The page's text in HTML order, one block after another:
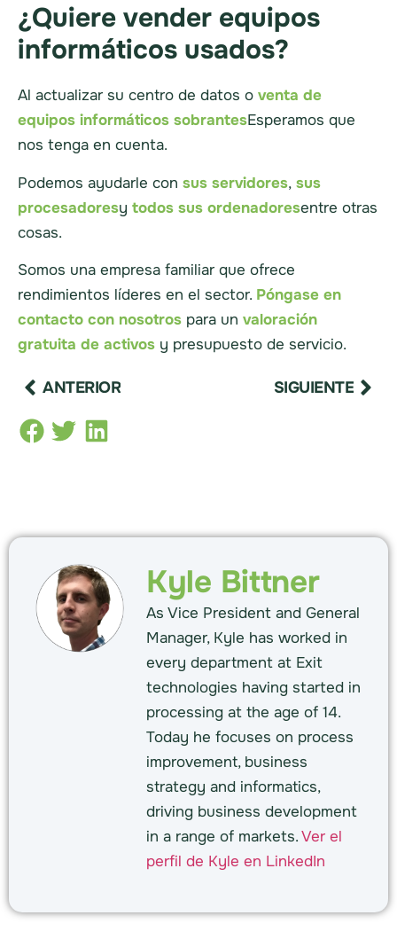
¿Quiere vender equipos
informáticos usados?
Al actualizar su centro de datos o venta de
equipos informáticos sobrantesEsperamos que
nos tenga en cuenta.
Podemos ayudarle con sus servidores, sus
procesadoresy todos sus ordenadoresentre otras
cosas.
Somos una empresa familiar que ofrece
rendimientos líderes en el sector. Póngase en
contacto con nosotros para un valoración
gratuita de activos y presupuesto de servicio.
ANTERIOR SIGUIENTE
Kyle Bittner
As Vice President and General
Manager, Kyle has worked in
every department at Exit
technologies having started in
processing at the age of 14.
Today he focuses on process
improvement, business
strategy and informatics,
driving business development
in a range of markets.Ver el
perfil de Kyle en LinkedIn